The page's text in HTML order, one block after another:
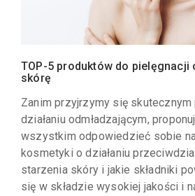
TOP-5 produktów do pielęgnacji
skórę
Zanim przyjrzymy się skutecznym
działaniu odmładzającym,
wszystkim odpowiedzieć sobie
kosmetyki o działaniu
starzenia skóry i jakie składniki
się w składzie wysokiej jakości i